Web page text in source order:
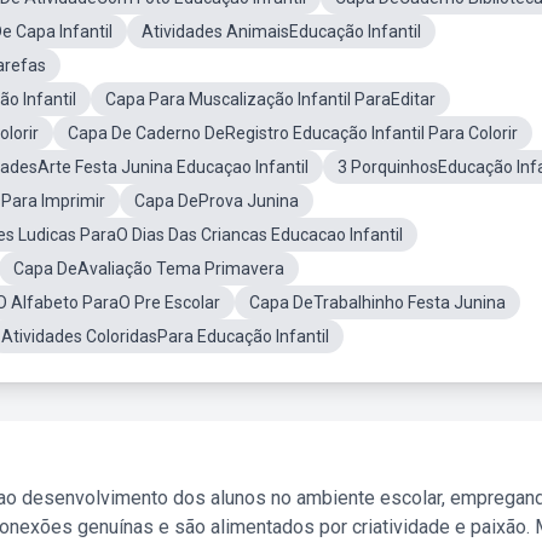
Capa Infantil
Atividades AnimaisEducação Infantil
Infantil
Capa Para Muscalização Infantil ParaEditar
Capa De Caderno DeRegistro Educação Infantil Para Colorir
Festa Junina Educaçao Infantil
3 PorquinhosEducação
Imprimir
Capa DeProva Junina
Ludicas ParaO Dias Das Criancas Educacao Infantil
Capa DeAvaliação Tema Primavera
Alfabeto ParaO Pre Escolar
Capa DeTrabalhinho Festa Junina
Atividades ColoridasPara Educação Infantil
desenvolvimento dos alunos no ambiente escolar,
genuínas e são alimentados por criatividade e paixão.